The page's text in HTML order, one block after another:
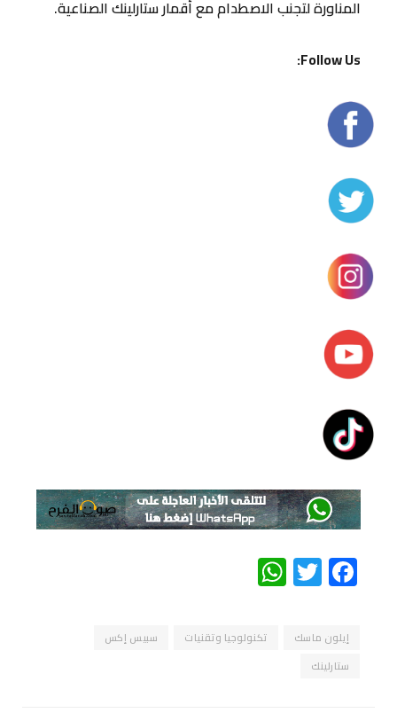
المناورة لتجنب الاصطدام مع أقمار ستارلينك الصناعية.
Follow Us:
Facebook
Twitter
WhatsApp
إيلون ماسك تكنولوجيا وتقنيات
سبيس إكس
ستارلينك